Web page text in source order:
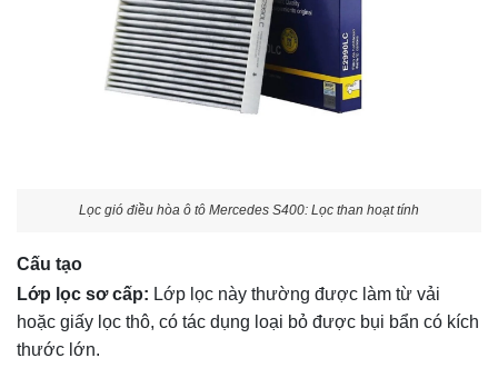
Lọc gió điều hòa ô tô Mercedes S400: Lọc than hoạt tính
Cấu tạo
Lớp lọc sơ cấp: Lớp lọc này thường được làm từ vải
hoặc giấy lọc thô, có tác dụng loại bỏ được bụi bẩn có kích
thước lớn.